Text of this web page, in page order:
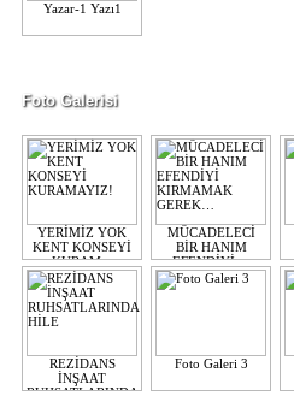
Yazar-1 Yazı1
Foto Galerisi
YERİMİZ YOK
KENT KONSEYİ
KURAM...
MÜCADELECİ
BİR HANIM
EFENDİYİ ...
REZİDANS
İNŞAAT
RUHSATLARINDA
Foto Galeri 3